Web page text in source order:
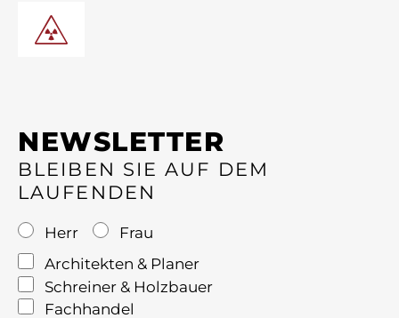
NEWSLETTER
BLEIBEN SIE AUF DEM
LAUFENDEN
Herr
Frau
Architekten & Planer
Schreiner & Holzbauer
Fachhandel